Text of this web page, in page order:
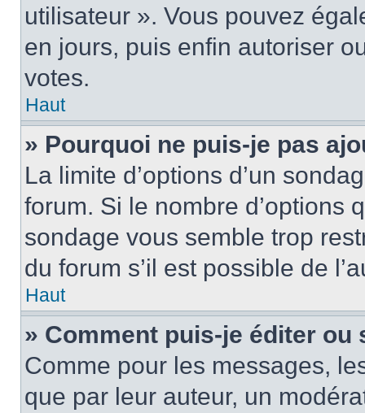
utilisateur ». Vous pouvez
en jours, puis enfin autoriser
votes.
Haut
» Pourquoi ne puis-je pas
La limite d’options d’un
forum. Si le nombre d’options
sondage vous semble trop
du forum s’il est possible de
Haut
» Comment puis-je éditer ou
Comme pour les messages,
que par leur auteur, un